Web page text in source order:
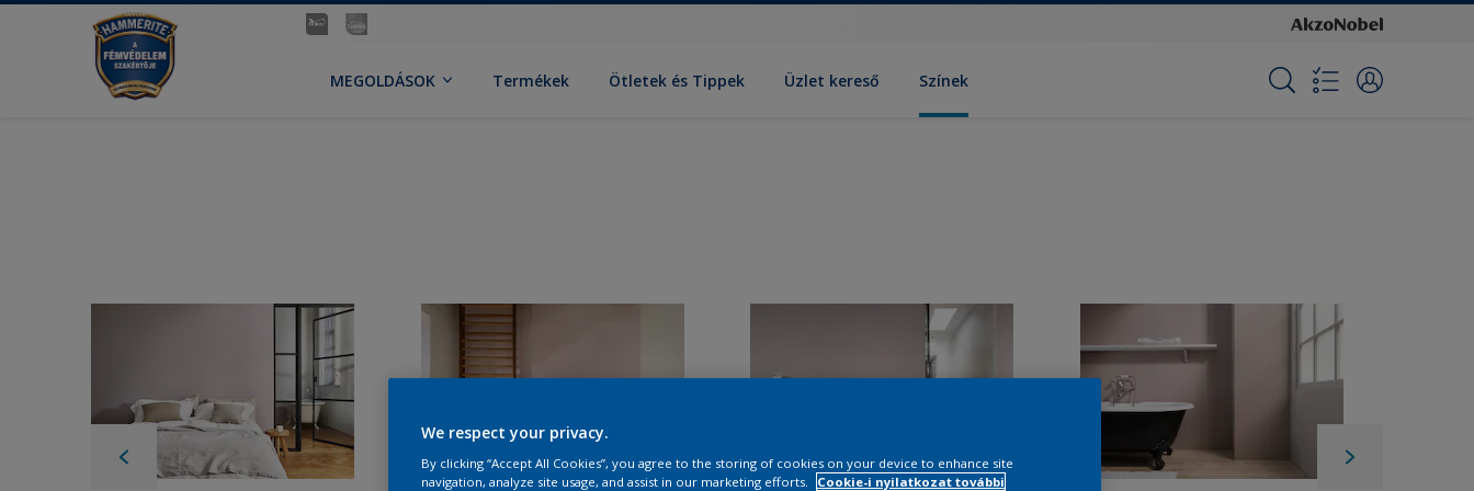
MEGOLDÁSOK Termékek Ötletek és Tippek Üzlet kereső Színek
We respect your privacy.
By clicking “Accept All Cookies”, you agree to the storing of cookies on your device to enhance site
navigation, analyze site usage, and assist in our marketing efforts.
Cookie-i nyilatkozat további